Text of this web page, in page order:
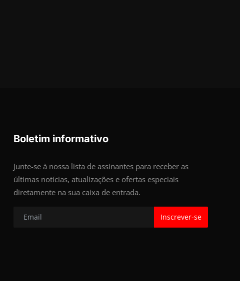
Boletim informativo
Junte-se à nossa lista de assinantes para receber as
últimas notícias, atualizações e ofertas especiais
diretamente na sua caixa de entrada.
Inscrever-se